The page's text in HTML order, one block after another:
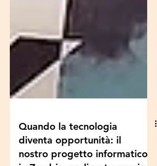
Quando la tecnologia
diventa opportunità: il